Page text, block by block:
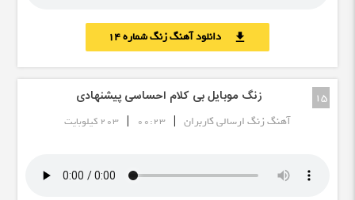
download دانلود آهنگ زنگ شماره 14
15 زنگ موبایل بی کلام احساسی پیشنهادی
آهنگ زنگ ارسالی کاربران |
00:23
| 203 کیلوبایت